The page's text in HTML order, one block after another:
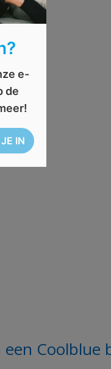
Coolblue
e-
de